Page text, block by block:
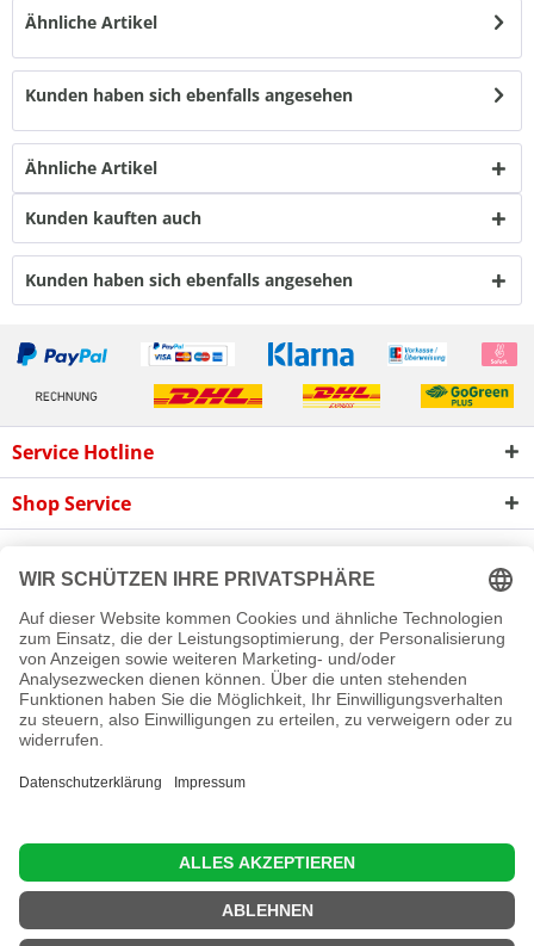
Ähnliche Artikel
Kunden haben sich ebenfalls angesehen
Ähnliche Artikel
Kunden kauften auch
Kunden haben sich ebenfalls angesehen
Service Hotline
Shop Service
Newsletter
Cookie-Einstellungen Newsletter Reklamation
Kontakt
Versand und Zahlungsbedingungen
Rückgabe
Diese Website benutzt Cookies, die für den technischen Betrieb
erhöhen, der Direktwerbung dienen oder die Interaktion mit
anderen Websites und sozialen Netzwerken vereinfachen
sollen, werden nur mit Ihrer Zustimmung gesetzt.
Mehr Informationen